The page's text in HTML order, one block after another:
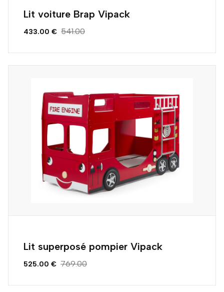
Lit voiture Brap Vipack
433.00 € 541.00
Lit superposé pompier Vipack
525.00 € 769.00